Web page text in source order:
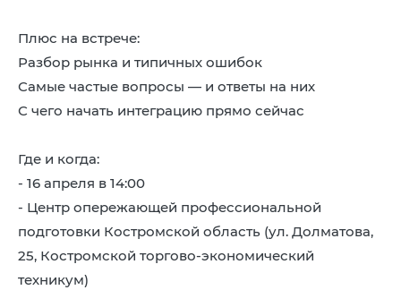
Плюс на встрече:
Разбор рынка и типичных ошибок
Самые частые вопросы — и ответы на них
С чего начать интеграцию прямо сейчас
Где и когда:
- 16 апреля в 14:00
- Центр опережающей профессиональной
подготовки Костромской область (ул. Долматова,
25, Костромской торгово-экономический
техникум)